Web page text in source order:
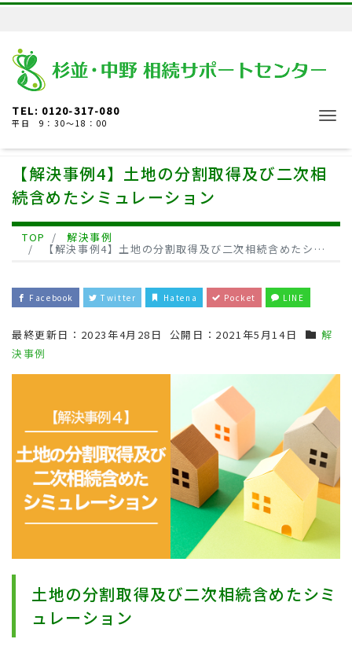
TEL: 0120-317-080
平日 9：30～18：00
【解決事例4】土地の分割取得及び二次相
続含めたシミュレーション
TOP 解決事例
【解決事例4】土地の分割取得及び二次相続含めたシミュレーション
Facebook Twitter Hatena Pocket LINE
最終更新日： 2023年4月28日 公開日： 2021年5月14日
解
決事例
土地の分割取得及び二次相続含めたシミ
ュレーション